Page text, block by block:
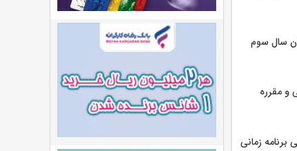
سال سوم
و مقرره
زمانی